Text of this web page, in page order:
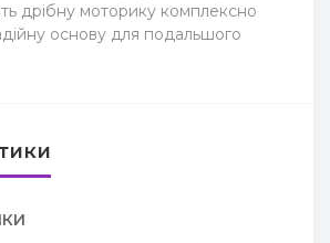
дрібну моторику комплексно
основу для подальшого